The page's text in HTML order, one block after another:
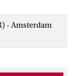
- Amsterdam